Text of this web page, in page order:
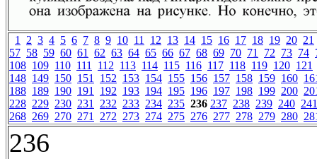
1 2 3 4 5 6 7 8 9 10 11 12 13 14 15 16 17 18 19 20 21
57 58 59 60 61 62 63 64 65 66 67 68 69 70 71 72 73 74
108 109 110 111 112 113 114 115 116 117 118 119 120 121
148 149 150 151 152 153 154 155 156 157 158 159 160
188 189 190 191 192 193 194 195 196 197 198 199 200
228 229 230 231 232 233 234 235 236 237 238 239 240 241
268 269 270 271 272 273 274 275 276 277 278 279 280
236